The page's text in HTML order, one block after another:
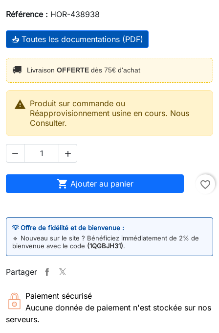
Référence : HOR-438938
📥 Toutes les documentations (PDF)
🚚 Livraison OFFERTE dès 75€ d'achat
 Produit sur commande ou
Réapprovisionnement usine en cours. Nous
Consulter.
 
 Ajouter au panier favorite_border
💡 Offre de fidélité et de bienvenue :
🔹 Nouveau sur le site ? Bénéficiez immédiatement de 2% de
bienvenue avec le code (1QGBJH31).
Partager
Paiement sécurisé
Aucune donnée de paiement n'est stockée sur nos
serveurs.